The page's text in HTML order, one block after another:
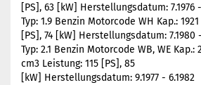
[PS], 63 [kW] Herstellungsdatum: 7.1976
Typ: 1.9 Benzin Motorcode WH Kap.:
[PS], 74 [kW] Herstellungsdatum: 7.1980
Typ: 2.1 Benzin Motorcode WB, WE Kap.:
cm3 Leistung: 115 [PS], 85
[kW] Herstellungsdatum: 9.1977 - 6.1982